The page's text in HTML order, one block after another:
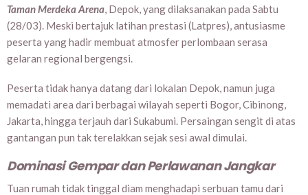
Taman Merdeka Arena, Depok, yang dilaksanakan pada Sabtu
(28/03). Meski bertajuk latihan prestasi (Latpres), antusiasme
peserta yang hadir membuat atmosfer perlombaan serasa
gelaran regional bergengsi.
Peserta tidak hanya datang dari lokalan Depok, namun juga
memadati area dari berbagai wilayah seperti Bogor, Cibinong,
Jakarta, hingga terjauh dari Sukabumi. Persaingan sengit di atas
gantangan pun tak terelakkan sejak sesi awal dimulai.
Dominasi Gempar dan Perlawanan Jangkar
Tuan rumah tidak tinggal diam menghadapi serbuan tamu dari